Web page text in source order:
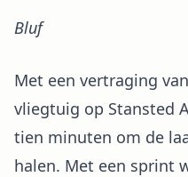
Bluf
Met een vertraging
vliegtuig op Stansted
tien minuten om de
halen. Met een sprint